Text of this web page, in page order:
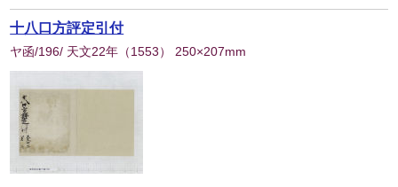
十八口方評定引付
ヤ函/196/ 天文22年 （1553） 250×207mm